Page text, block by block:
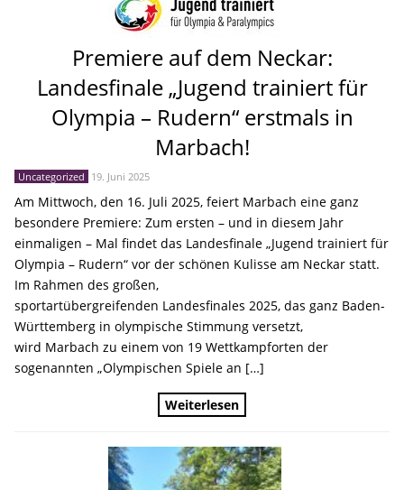
Premiere auf dem Neckar:
Landesfinale „Jugend trainiert für
Olympia – Rudern“ erstmals in
Marbach!
Uncategorized 19. Juni 2025
Am Mittwoch, den 16. Juli 2025, feiert Marbach eine ganz
besondere Premiere: Zum ersten – und in diesem Jahr
einmaligen – Mal findet das Landesfinale „Jugend trainiert für
Olympia – Rudern“ vor der schönen Kulisse am Neckar statt.
Im Rahmen des großen,
sportartübergreifenden Landesfinales 2025, das ganz Baden-
Württemberg in olympische Stimmung versetzt,
wird Marbach zu einem von 19 Wettkampforten der
sogenannten „Olympischen Spiele an […]
Weiterlesen